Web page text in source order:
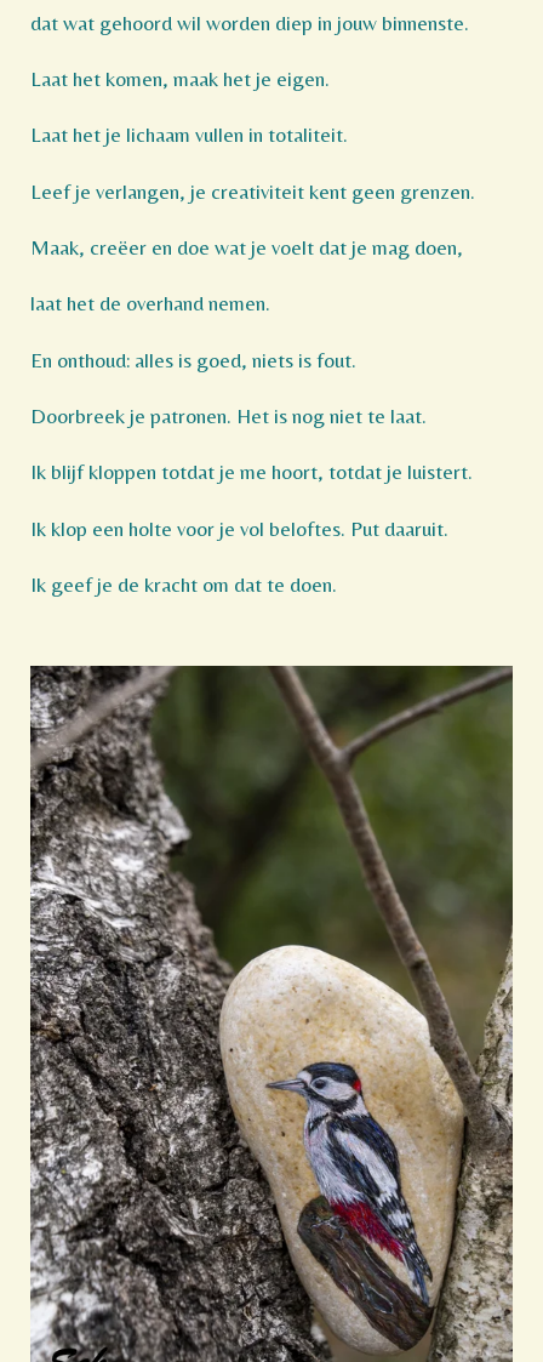
dat wat gehoord wil worden diep in jouw binnenste.
Laat het komen, maak het je eigen.
Laat het je lichaam vullen in totaliteit.
Leef je verlangen, je creativiteit kent geen grenzen.
Maak, creëer en doe wat je voelt dat je mag doen,
laat het de overhand nemen.
En onthoud: alles is goed, niets is fout.
Doorbreek je patronen. Het is nog niet te laat.
Ik blijf kloppen totdat je me hoort, totdat je luistert.
Ik klop een holte voor je vol beloftes. Put daaruit.
Ik geef je de kracht om dat te doen.